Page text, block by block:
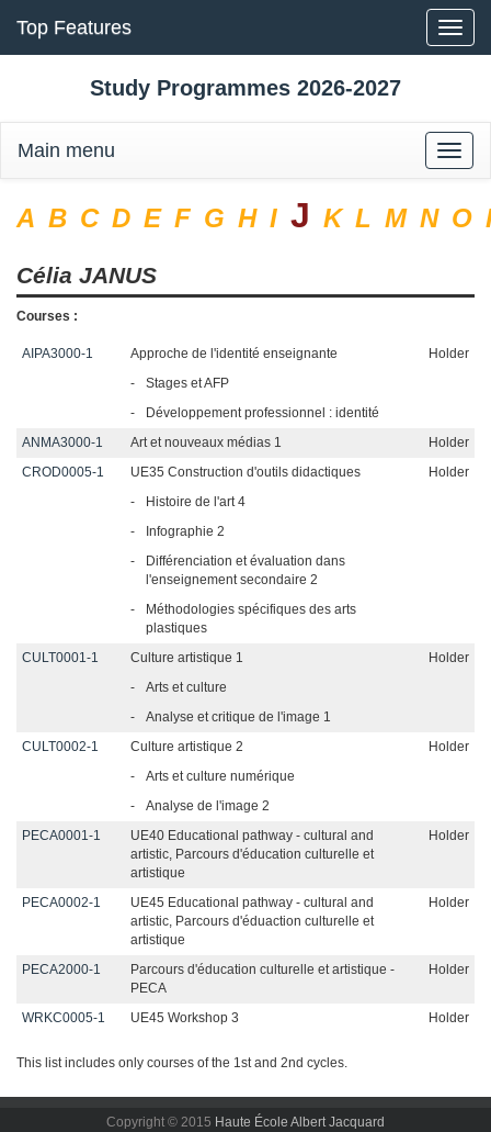
Toggle
Top Features
Study Programmes 2026-2027
Toggle
Main menu
A B C D E F G H I J K L M N O
Célia JANUS
Courses :
AIPA3000-1 Approche de l'identité enseignante
Holder
-
Stages et AFP
-
Développement professionnel : identité
ANMA3000-1
Art et nouveaux médias 1
Holder
CROD0005-1
UE35 Construction d'outils didactiques
Holder
-
Histoire de l'art 4
-
Infographie 2
-
Différenciation et évaluation dans
l'enseignement secondaire 2
-
Méthodologies spécifiques des arts
plastiques
CULT0001-1
Culture artistique 1
Holder
-
Arts et culture
-
Analyse et critique de l'image 1
CULT0002-1
Culture artistique 2
Holder
-
Arts et culture numérique
-
Analyse de l'image 2
PECA0001-1
UE40 Educational pathway - cultural and
artistic, Parcours d'éducation culturelle et
artistique
Holder
PECA0002-1
UE45 Educational pathway - cultural and
artistic, Parcours d'éduaction culturelle et
artistique
Holder
PECA2000-1
Parcours d'éducation culturelle et artistique -
PECA
Holder
WRKC0005-1 UE45 Workshop 3 Holder
This list includes only courses of the 1st and 2nd cycles.
Copyright © 2015 Haute École Albert Jacquard